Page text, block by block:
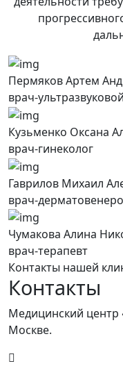
Пермяков Артем
врач-
Кузьменко Оксана
врач-гинеколог
Гаврилов Михаил
врач-
Чумакова Алина
врач-терапевт
Контакты нашей
Контакты
Медицинский центр
Москве.